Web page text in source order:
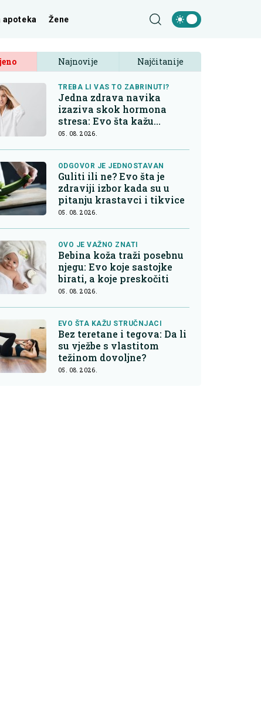
apoteka Žene
Najnovije Najčitanije
TREBA LI VAS TO ZABRINUTI?
Jedna zdrava navika
izaziva skok hormona
stresa: Evo šta kažu
endokrinolozi
05. 08. 2026.
ODGOVOR JE JEDNOSTAVAN
Guliti ili ne? Evo šta je
zdraviji izbor kada su u
pitanju krastavci i tikvice
05. 08. 2026.
OVO JE VAŽNO ZNATI
Bebina koža traži posebnu
njegu: Evo koje sastojke
birati, a koje preskočiti
05. 08. 2026.
EVO ŠTA KAŽU STRUČNJACI
Bez teretane i tegova: Da li
su vježbe s vlastitom
težinom dovoljne?
05. 08. 2026.